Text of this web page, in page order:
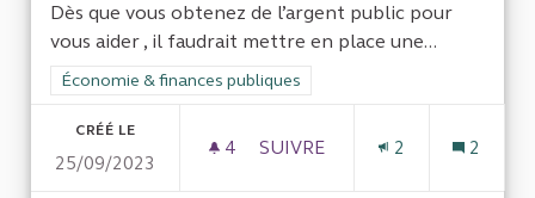
Dès que vous obtenez de l’argent public pour
vous aider , il faudrait mettre en place une...
Filtrer les résultats de la catégorie : Économie & finances
Économie & finances publiques
CRÉÉ LE
25/09/2023
4 4 ABONNÉS
SUIVRE
2 2